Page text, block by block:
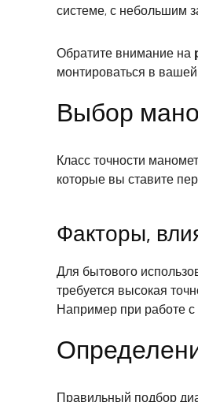
системе, с небольшим
Обратите внимание на
монтироваться в
Выбор
Класс точности
которые вы ставите
Факторы,
Для бытового
требуется высокая
Например при работе с
Правильный подбор